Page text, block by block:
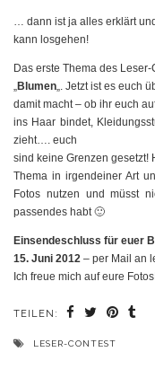
… dann ist ja alles erklärt
kann losgehen!
Das erste Thema des Leser-
Blumen „. Jetzt ist es euch
damit macht – ob ihr euch
ins Haar bindet,
zieht…. euch
sind keine Grenzen gesetzt!
Thema in irgendeiner Art
Fotos nutzen und müsst
passendes habt 🙂
Einsendeschluss für euer
15. Juni 2012 – per Mail an
Ich freue mich auf eure
TEILEN:
LESER-CONTEST